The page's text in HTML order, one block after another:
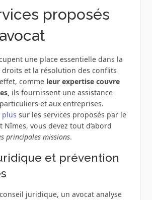
proposés
une place essentielle dans la
et la résolution des conflits
comme leur expertise couvre
ils fournissent une assistance
et aux entreprises.
plus sur les services proposés par le
Nîmes, vous devez tout d’abord
principales missions.
et prévention
juridique, un avocat analyse